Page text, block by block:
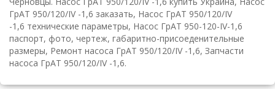
ГрАТ 950/120/IV -1,6 заказать, Насос ГрАТ 950/120/IV
-1,6 технические параметры, Насос ГрАТ 950-120-ІV-1,6
паспорт, фото, чертеж, габаритно-присоеденительные
размеры, Ремонт насоса ГрАТ 950/120/IV -1,6, Запчасти
насоса ГрАТ 950/120/IV -1,6.